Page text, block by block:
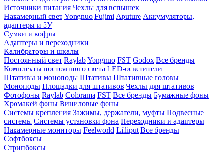
Источники питания Чехлы для вспышек
Накамерный свет Yongnuo Fujimi Aputure Аккумуляторы,
адаптеры и ЗУ
Сумки и кофры
Адаптеры и переходники
Калибраторы и шкалы
Постоянный свет RaylabYongnuo FST Godox Все бренды
Комплекты постоянного света LED-осветители
Штативы и моноподы Штативы Штативные головы
Моноподы Площадки для штативов Чехлы для штативов
Фотофоны Raylab Colorama FST Все бренды Бумажные фоны
Хромакей фоны Виниловые фоны
Системы крепления Зажимы, держатели, муфты Подвесные
системы Системы установки фона Переходники и адаптеры
Накамерные мониторы Feelworld Lilliput Все бренды
Софтбоксы
Стрипбоксы